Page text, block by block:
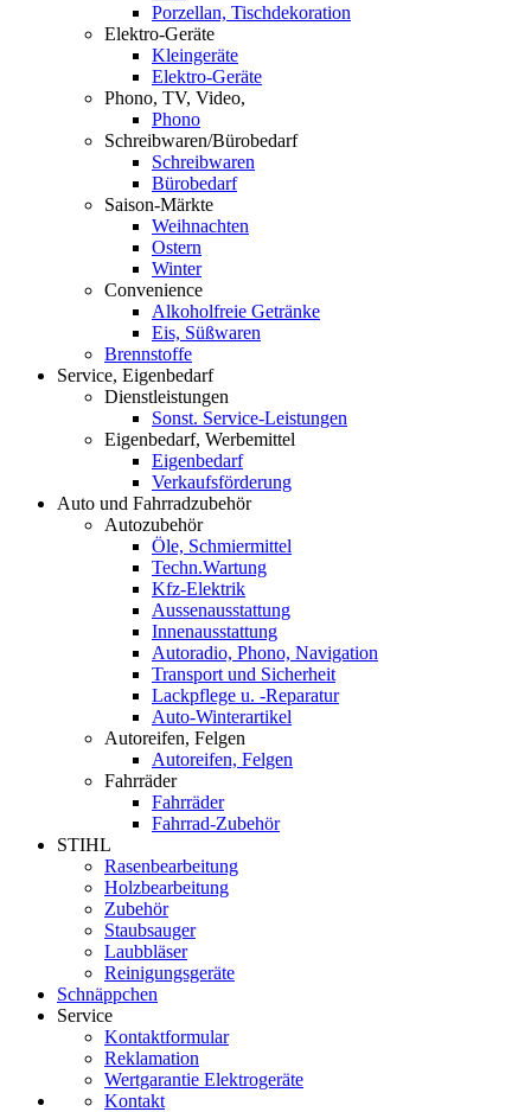
Porzellan, Tischdekoration
Elektro-Geräte
Kleingeräte
Elektro-Geräte
Phono, TV, Video,
Phono
Schreibwaren/Bürobedarf
Schreibwaren
Bürobedarf
Saison-Märkte
Weihnachten
Ostern
Winter
Convenience
Alkoholfreie Getränke
Eis, Süßwaren
Brennstoffe
Service, Eigenbedarf
Dienstleistungen
Sonst. Service-Leistungen
Eigenbedarf, Werbemittel
Eigenbedarf
Verkaufsförderung
Auto und Fahrradzubehör
Autozubehör
Öle, Schmiermittel
Techn.Wartung
Kfz-Elektrik
Aussenausstattung
Innenausstattung
Autoradio, Phono, Navigation
Transport und Sicherheit
Lackpflege u. -Reparatur
Auto-Winterartikel
Autoreifen, Felgen
Autoreifen, Felgen
Fahrräder
Fahrräder
Fahrrad-Zubehör
STIHL
Rasenbearbeitung
Holzbearbeitung
Zubehör
Staubsauger
Laubbläser
Reinigungsgeräte
Schnäppchen
Service
Kontaktformular
Reklamation
Wertgarantie Elektrogeräte
Kontakt